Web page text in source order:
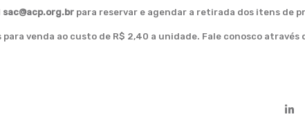
sac@acp.org.br para reservar e agendar a retirada dos itens de
venda ao custo de R$ 2,40 a unidade. Fale conosco através